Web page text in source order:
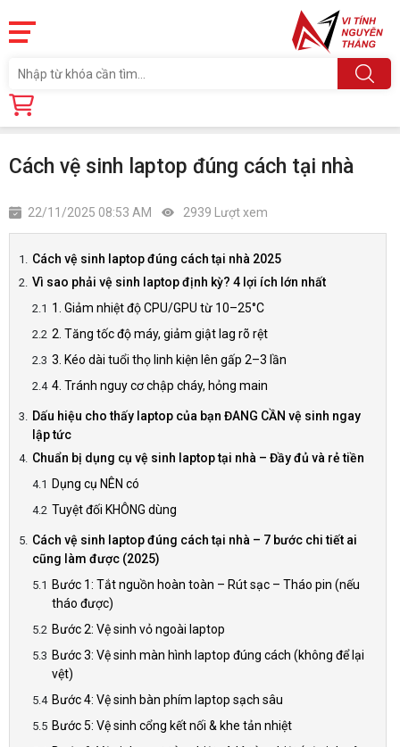
Trang chủ
Cách vệ sinh laptop đúng cách tại nhà
22/11/2025 08:53 AM 2939 Lượt xem
Cách vệ sinh laptop đúng cách tại nhà 2025
Vì sao phải vệ sinh laptop định kỳ? 4 lợi ích lớn nhất
1. Giảm nhiệt độ CPU/GPU từ 10–25°C
2. Tăng tốc độ máy, giảm giật lag rõ rệt
3. Kéo dài tuổi thọ linh kiện lên gấp 2–3 lần
4. Tránh nguy cơ chập cháy, hỏng main
Dấu hiệu cho thấy laptop của bạn ĐANG CẦN vệ sinh ngay
lập tức
Chuẩn bị dụng cụ vệ sinh laptop tại nhà – Đầy đủ và rẻ tiền
Dụng cụ NÊN có
Tuyệt đối KHÔNG dùng
Cách vệ sinh laptop đúng cách tại nhà – 7 bước chi tiết ai
cũng làm được (2025)
Bước 1: Tắt nguồn hoàn toàn – Rút sạc – Tháo pin (nếu
tháo được)
Bước 2: Vệ sinh vỏ ngoài laptop
Bước 3: Vệ sinh màn hình laptop đúng cách (không để lại
vệt)
Bước 4: Vệ sinh bàn phím laptop sạch sâu
Bước 5: Vệ sinh cổng kết nối & khe tản nhiệt